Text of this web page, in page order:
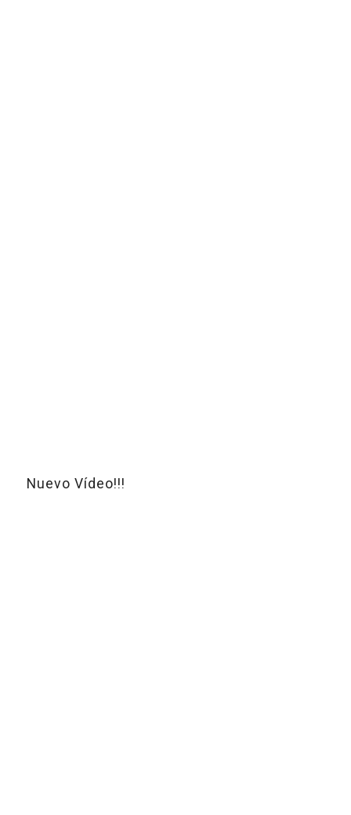
Nuevo Vídeo!!!